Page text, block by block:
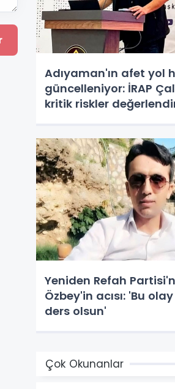
Adıyaman'ın afet yol
güncelleniyor: İRAP
kritik riskler
Yeniden Refah
Özbey'in acısı: 'Bu
ders olsun'
Çok Okunanlar